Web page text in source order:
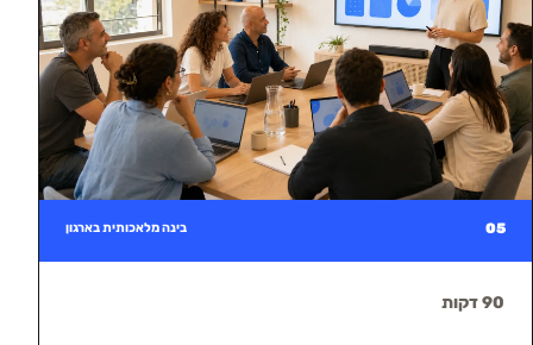
05 בינה מלאכותית בארגון
90 דקות